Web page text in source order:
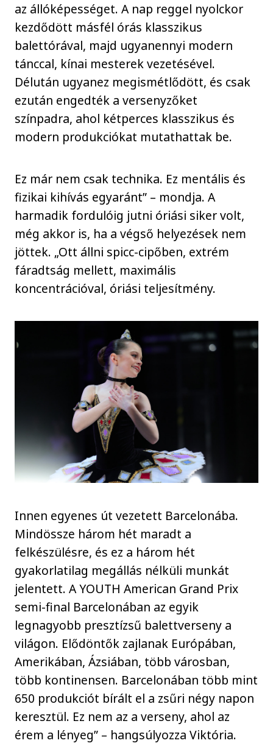
az állóképességet. A nap reggel nyolckor
kezdődött másfél órás klasszikus
balettórával, majd ugyanennyi modern
tánccal, kínai mesterek vezetésével.
Délután ugyanez megismétlődött, és csak
ezután engedték a versenyzőket
színpadra, ahol kétperces klasszikus és
modern produkciókat mutathattak be.
Ez már nem csak technika. Ez mentális és
fizikai kihívás egyaránt” – mondja. A
harmadik fordulóig jutni óriási siker volt,
még akkor is, ha a végső helyezések nem
jöttek. „Ott állni spicc-cipőben, extrém
fáradtság mellett, maximális
koncentrációval, óriási teljesítmény.
Innen egyenes út vezetett Barcelonába.
Mindössze három hét maradt a
felkészülésre, és ez a három hét
gyakorlatilag megállás nélküli munkát
jelentett. A YOUTH American Grand Prix
semi-final Barcelonában az egyik
legnagyobb presztízsű balettverseny a
világon. Elődöntők zajlanak Európában,
Amerikában, Ázsiában, több városban,
több kontinensen. Barcelonában több mint
650 produkciót bírált el a zsűri négy napon
keresztül. Ez nem az a verseny, ahol az
érem a lényeg” – hangsúlyozza Viktória.